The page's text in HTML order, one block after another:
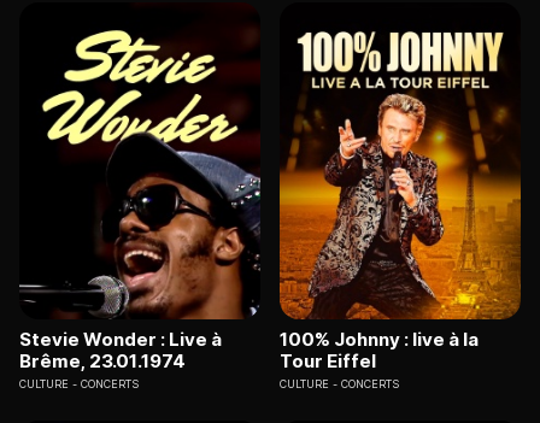
Stevie Wonder : Live à
Brême, 23.01.1974
CULTURE CONCERTS
100% Johnny : live à la
Tour Eiffel
CULTURE CONCERTS